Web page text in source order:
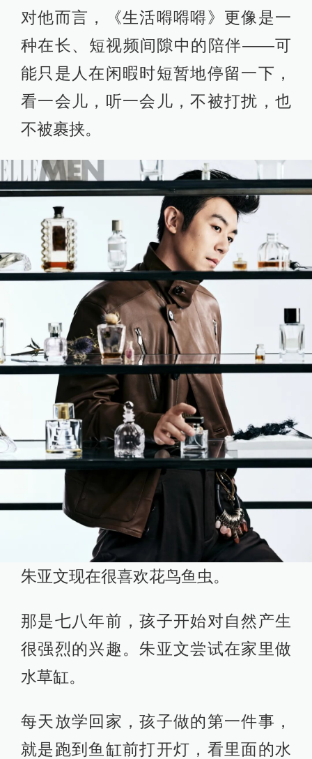
对他而言，《生活嘚嘚嘚》更像是一
种在长、短视频间隙中的陪伴——可
能只是人在闲暇时短暂地停留一下，
看一会儿，听一会儿，不被打扰，也
不被裹挟。
朱亚文现在很喜欢花鸟鱼虫。
那是七八年前，孩子开始对自然产生
很强烈的兴趣。朱亚文尝试在家里做
水草缸。
每天放学回家，孩子做的第一件事，
就是跑到鱼缸前打开灯，看里面的水